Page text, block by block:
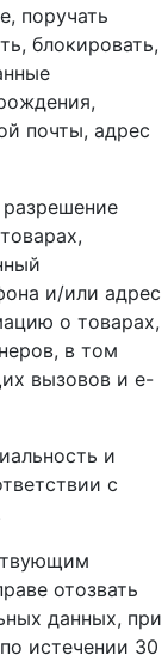
поручать
блокировать,
почты, адрес
и/или адрес
о товарах,
в том
вызовов и e-
и
с
отозвать
данных, при
истечении 30